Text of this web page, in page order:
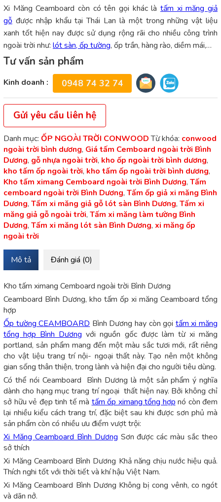
Xi Măng Ceamboard còn có tên gọi khác là tấm xi măng giả
gỗ được nhập khẩu tại Thái Lan là một trong những vật liệu
xanh tốt hiện nay được sử dụng rộng rãi cho nhiều công trình
ngoài trời như: lót sàn, ốp tường, ốp trần, hàng rào, diềm mái,…
Tư vấn sản phẩm
Kinh doanh : 0948 74 32 74
Gửi yêu cầu liên hệ
Danh mục: ỐP NGOÀI TRỜI CONWOOD Từ khóa: conwood
ngoài trời bình dương, Giá tấm Cemboard ngoài trời Bình
Dương, gỗ nhựa ngoài trời, kho ốp ngoài trời bình dương,
kho tấm ốp ngoài trời, kho tấm ốp ngoài trời bình dương,
Kho tấm ximang Cemboard ngoài trời Bình Dương, Tấm
cemboard ngoài trời Bình Dương, Tấm ốp giả xi măng Bình
Dương, Tấm xi măng giả gỗ lót sàn Bình Dương, Tấm xi
măng giả gỗ ngoài trời, Tấm xi măng làm tường Bình
Dương, Tấm xi măng lót sàn Bình Dương, xi măng ốp
ngoài trời
Mô tả Đánh giá (0)
Kho tấm ximang Cemboard ngoài trời Bình Dương
Ceamboard Bình Dương, kho tấm ốp xi măng Ceamboard tổng
hợp
Ốp tường CEAMBOARD Bình Dương hay còn gọi tấm xi măng
tổng hợp Bình Dương với nguồn gốc được làm từ xi măng
portland, sản phẩm mang đến một màu sắc tươi mới, rất riêng
cho vật liệu trang trí nội- ngoại thất này. Tạo nên một không
gian sống thân thiện, trong lành và hiện đại cho người tiêu dùng.
Có thể nói Ceamboard Bình Dương là một sản phẩm ý nghĩa
dành cho hạng mục trang trí ngoại thất hiện nay. Bởi không chỉ
sở hữu vẻ đẹp tinh tế mà tấm ốp ximang tổng hợp nó còn đem
lại nhiều kiểu cách trang trí, đặc biệt sau khi được sơn phủ mà
sản phẩm còn có nhiều ưu điểm vượt trội:
Xi Măng Ceamboard Bình Dương Sơn được các màu sắc theo
sở thích
Xi Măng Ceamboard Bình Dương Khả năng chịu nước hiệu quả.
Thích nghi tốt với thời tiết và khí hậu Việt Nam.
Xi Măng Ceamboard Bình Dương Không bị cong vênh, co ngót
và dãn nở.